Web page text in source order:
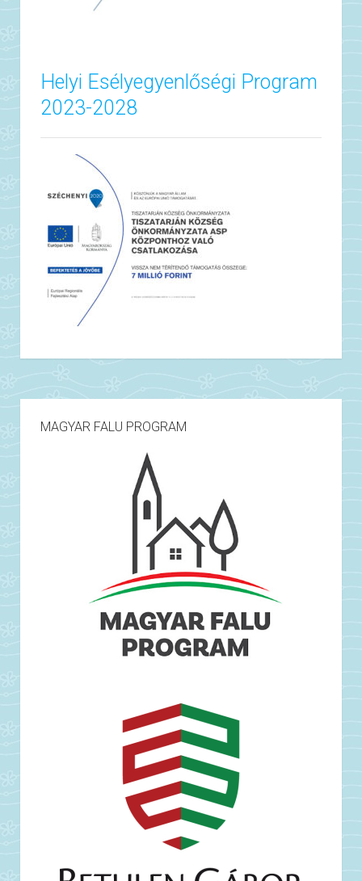
Helyi Esélyegyenlőségi Program
2023-2028
MAGYAR FALU PROGRAM